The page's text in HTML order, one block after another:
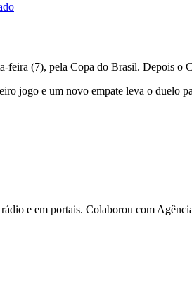
(7), pela Copa do Brasil. Depois
jogo e um novo empate leva o duelo
e em portais. Colaborou com